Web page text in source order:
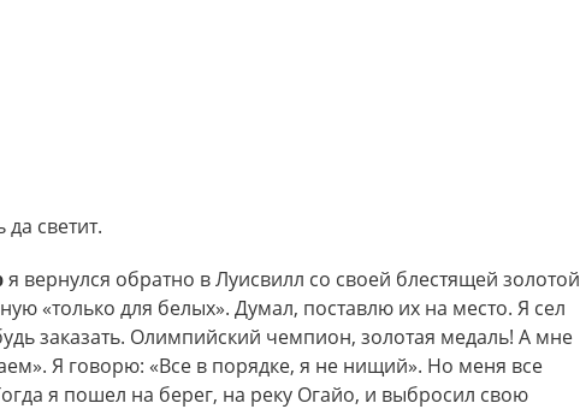
да светит.
я вернулся обратно в Луисвилл со своей блестящей золотой
«только для белых». Думал, поставлю их на место. Я сел
заказать. Олимпийский чемпион, золотая медаль! А мне
Я говорю: «Все в порядке, я не нищий». Но меня все
я пошел на берег, на реку Огайо, и выбросил свою